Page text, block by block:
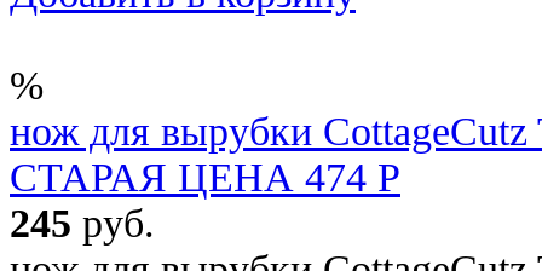
%
нож для вырубки
СТАРАЯ ЦЕНА 474 Р
245 руб.